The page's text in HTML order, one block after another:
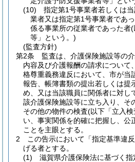
(10)
指定第1号事業者若しくは
業者又は指定第1号事業者であ
係る事業所の従業者であった者(
等」という。)
(監査方針)
第2条
監査は、介護保険施設等の
内容及び介護報酬の請求について
格尊重義務違反において、市が当
報告、帳簿書類の提出若しくは提
め、又は当該職員に関係者に対し
該介護保険施設等に立ち入り、そ
その他の物件の検査(以下「立入
い、事実関係を的確に把握し、公
ことを主眼とする。
2
この告示において「指定基準違反
げる者とする。
(1)
滋賀県介護保険法に基づく